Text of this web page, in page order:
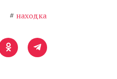
# находка